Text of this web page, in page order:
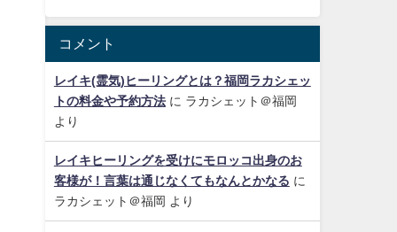
コメント
レイキ(霊気)ヒーリングとは？福岡ラカシェッ
トの料金や予約方法に ラカシェット＠福岡
より
レイキヒーリングを受けにモロッコ出身のお
客様が！言葉は通じなくてもなんとかなる に
ラカシェット＠福岡 より